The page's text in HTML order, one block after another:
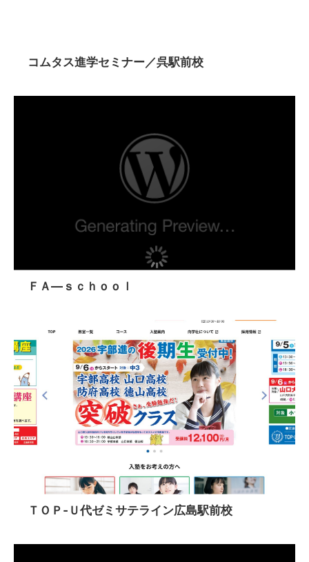
コムタス進学セミナー／呉駅前校
ＦＡ―ｓｃｈｏｏｌ
ＴＯＰ‐Ｕ代ゼミサテライン広島駅前校